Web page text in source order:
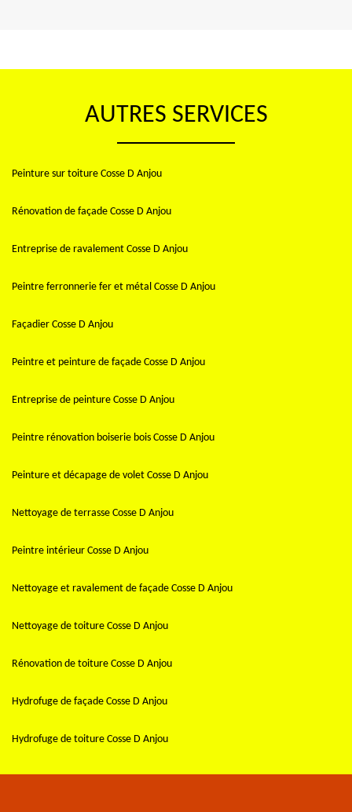
AUTRES SERVICES
Peinture sur toiture Cosse D Anjou
Rénovation de façade Cosse D Anjou
Entreprise de ravalement Cosse D Anjou
Peintre ferronnerie fer et métal Cosse D Anjou
Façadier Cosse D Anjou
Peintre et peinture de façade Cosse D Anjou
Entreprise de peinture Cosse D Anjou
Peintre rénovation boiserie bois Cosse D Anjou
Peinture et décapage de volet Cosse D Anjou
Nettoyage de terrasse Cosse D Anjou
Peintre intérieur Cosse D Anjou
Nettoyage et ravalement de façade Cosse D Anjou
Nettoyage de toiture Cosse D Anjou
Rénovation de toiture Cosse D Anjou
Hydrofuge de façade Cosse D Anjou
Hydrofuge de toiture Cosse D Anjou